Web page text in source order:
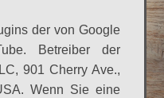
der von Google
Betreiber der
901 Cherry Ave.,
Wenn Sie eine